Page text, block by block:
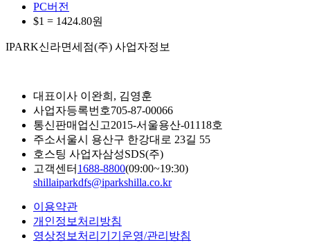
PC버전
$1 = 1424.80원
IPARK신라면세점(주) 사업자정보
대표이사 이완희, 김영훈
사업자등록번호705-87-00066
통신판매업신고2015-서울용산-01118호
주소서울시 용산구 한강대로 23길 55
호스팅 사업자삼성SDS(주)
고객센터 1688-8800(09:00~19:30)
shillaiparkdfs@iparkshilla.co.kr
이용약관
개인정보처리방침
영상정보처리기기운영/관리방침